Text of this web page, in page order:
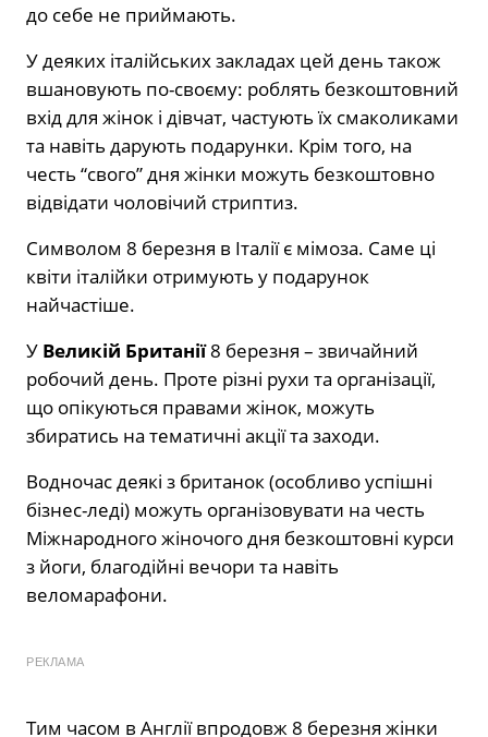
до себе не приймають.
У деяких італійських закладах цей день також
вшановують по-своєму: роблять безкоштовний
вхід для жінок і дівчат, частують їх смаколиками
та навіть дарують подарунки. Крім того, на
честь “свого” дня жінки можуть безкоштовно
відвідати чоловічий стриптиз.
Символом 8 березня в Італії є мімоза. Саме ці
квіти італійки отримують у подарунок
найчастіше.
У Великій Британії8 березня – звичайний
робочий день. Проте різні рухи та організації,
що опікуються правами жінок, можуть
збиратись на тематичні акції та заходи.
Водночас деякі з британок (особливо успішні
бізнес-леді) можуть організовувати на честь
Міжнародного жіночого дня безкоштовні курси
з йоги, благодійні вечори та навіть
веломарафони.
РЕКЛАМА
Тим часом в Англії впродовж 8 березня жінки